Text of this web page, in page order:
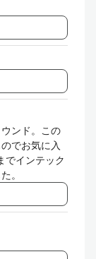
ンド。この
でお気に入
でインテック
。